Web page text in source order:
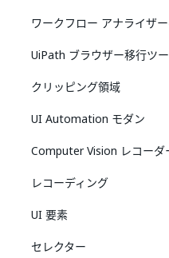
ワークフロー アナライザ
UiPath ブラウザー移行ツ
クリッピング領域
UI Automation モダン
Computer Vision レコーダ
レコーディング
UI 要素
セレクター